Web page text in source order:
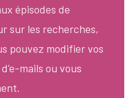
épisodes de
sur les recherches,
pouvez modifier vos
mails ou vous